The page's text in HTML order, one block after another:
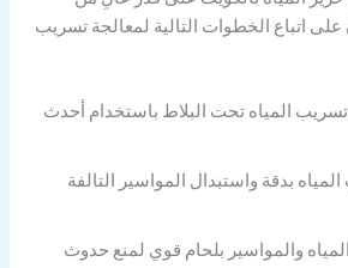
على اتباع الخطوات التالية لمعالجة تسريب
المياه تحت البلاط باستخدام أحدث
بدقة واستبدال المواسير التالفة
والمواسير بلحام قوي لمنع حدوث